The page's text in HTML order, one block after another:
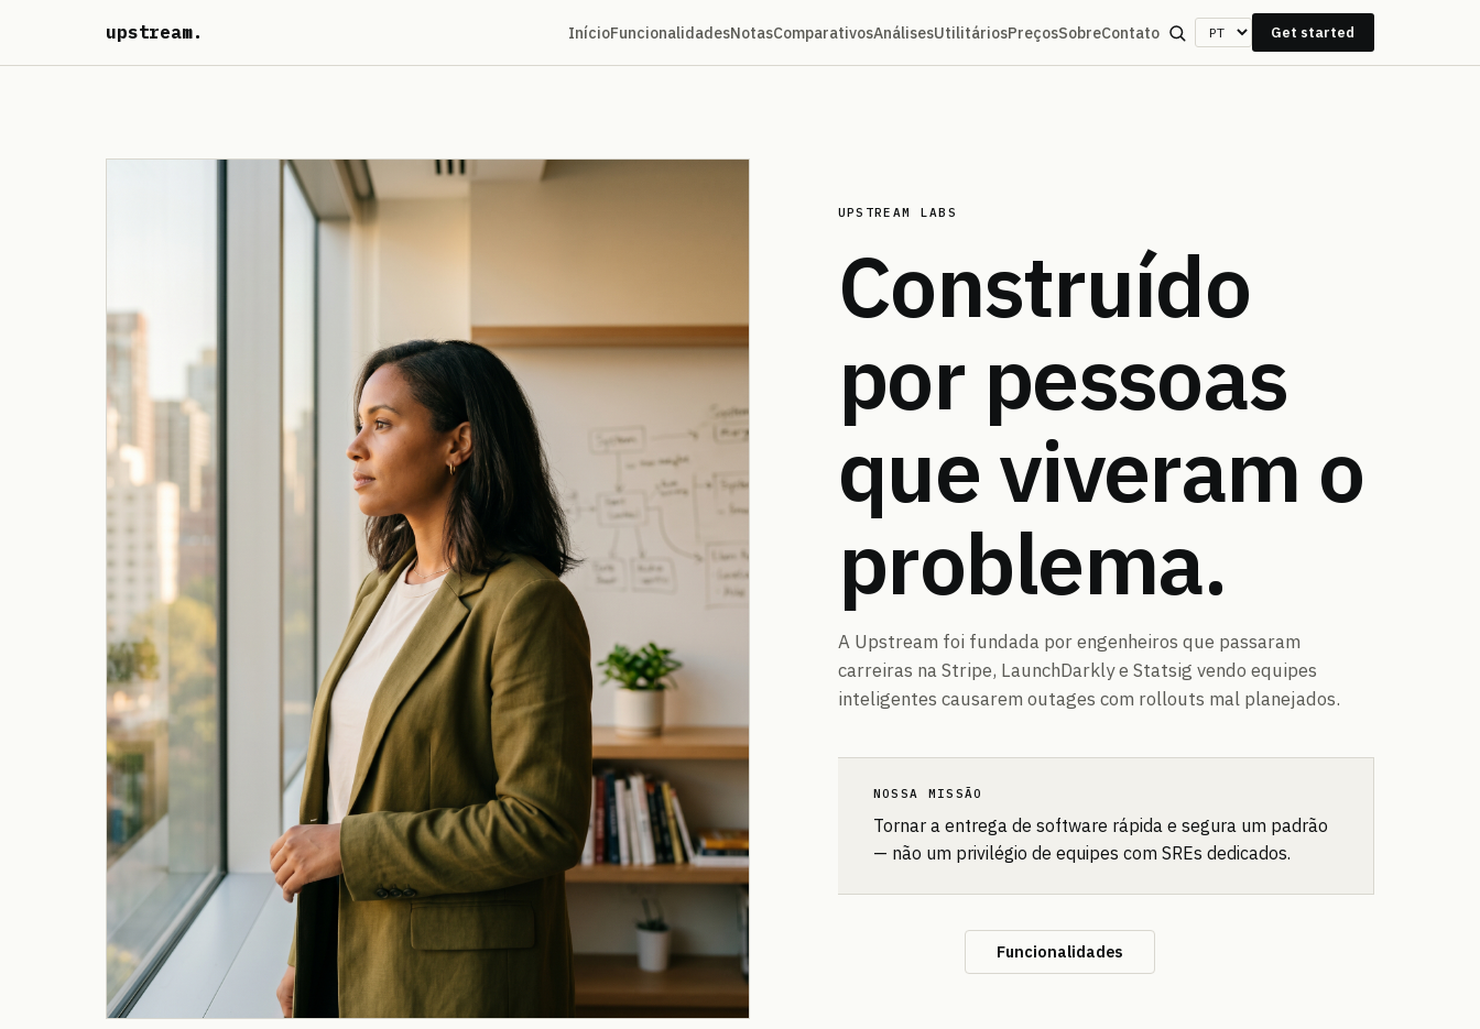
upstream. InícioFuncionalidadesNotasComparativosAnálisesUtilitáriosPreçosSobreContato Get started
UPSTREAM LABS
Construído
por pessoas
queviveram o
problema.
A Upstream foi fundada por engenheiros que passaram
carreiras na Stripe, LaunchDarkly e Statsig vendo equipes
inteligentes causarem outages com rollouts mal planejados.
NOSSA MISSÃO
Tornar a entrega de software rápida e segura um padrão
— não um privilégio de equipes com SREs dedicados.
Funcionalidades